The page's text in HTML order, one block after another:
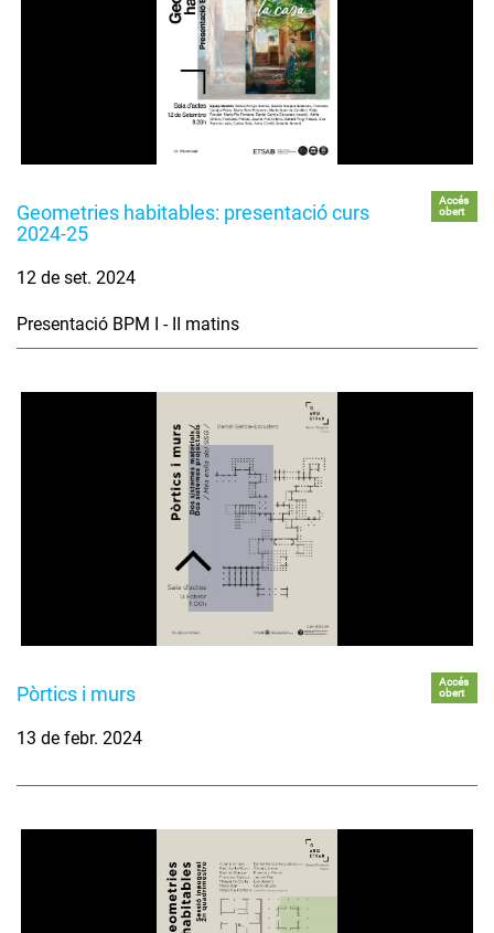
Geometries habitables: presentació curs
2024-25
Accés
obert
12 de set. 2024
Presentació BPM I - II matins
Pòrtics i murs
Accés
obert
13 de febr. 2024